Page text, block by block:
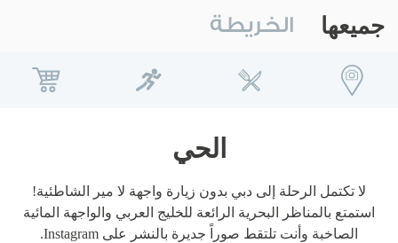
English
Deutsch
معلومات عنا
مدونة
جميعها الخريطة
الركض
الحي
لا تكتمل الرحلة إلى دبي بدون زيارة واجهة لا مير الشاطئية!
استمتع بالمناظر البحرية الرائعة للخليج العربي والواجهة المائية
الصاخبة وأنت تلتقط صوراً جديرة بالنشر على Instagram.